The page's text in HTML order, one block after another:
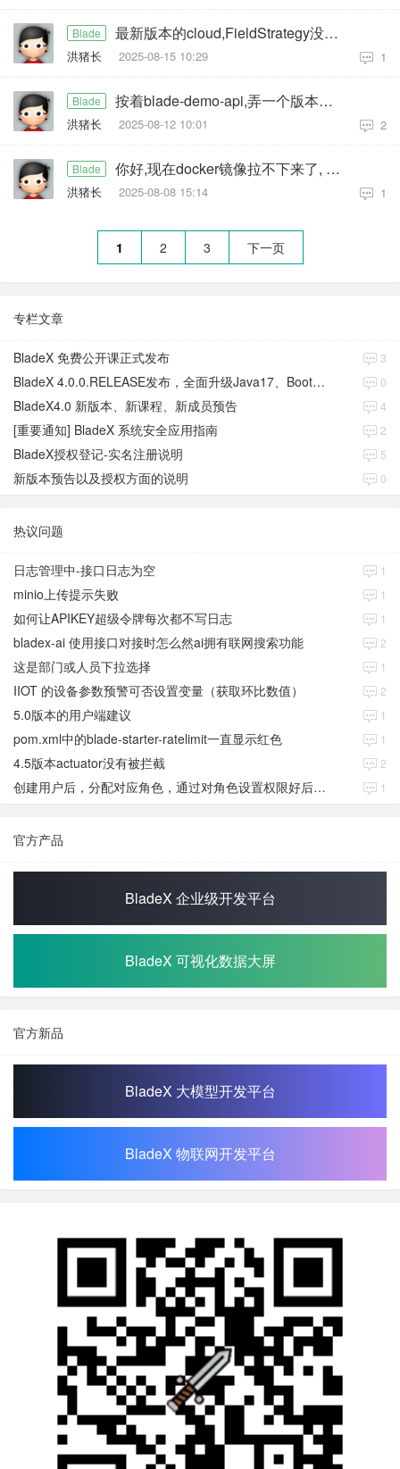
Blade 最新版本的cloud,FieldStrategy没有IGNORED, 之前的版本都有, 如果没有有什么其他方式强制更新
洪猪长 2025-08-15 10:29 1
Blade 按着blade-demo-api,弄一个版本打包也没问题,但是引入到服务,就会出现版本不存在
洪猪长 2025-08-12 10:01 2
Blade 你好,现在docker镜像拉不下来了, 针对bladex的部署,还能用docker吗,该怎么拉部署的镜像
洪猪长 2025-08-08 15:14 1
1 2 3 下一页
专栏文章
BladeX 免费公开课正式发布 3
BladeX 4.0.0.RELEASE发布，全面升级Java17、Boot3、Cloud2023 0
BladeX4.0 新版本、新课程、新成员预告 4
[重要通知] BladeX 系统安全应用指南 2
BladeX授权登记-实名注册说明 5
新版本预告以及授权方面的说明 0
热议问题
日志管理中-接口日志为空 1
minio上传提示失败 1
如何让APIKEY超级令牌每次都不写日志 1
bladex-ai 使用接口对接时怎么然ai拥有联网搜索功能 2
这是部门或人员下拉选择 1
IIOT 的设备参数预警可否设置变量（获取环比数值） 2
5.0版本的用户端建议 1
pom.xml中的blade-starter-ratelimit一直显示红色 1
4.5版本actuator没有被拦截 2
创建用户后，分配对应角色，通过对角色设置权限好后，登录当前用户后。查看不到当前已分配对应角色权限数据 1
官方产品
BladeX 企业级开发平台
BladeX 可视化数据大屏
官方新品
BladeX 大模型开发平台
BladeX 物联网开发平台